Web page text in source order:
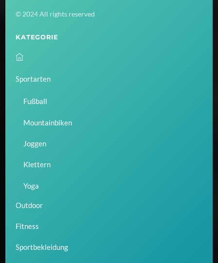
© 2024 All rights reserved
KATEGORIE
Sportarten
Fußball
Mountainbiken
Joggen
Klettern
Yoga
Outdoor
Fitness
Sportbekleidung